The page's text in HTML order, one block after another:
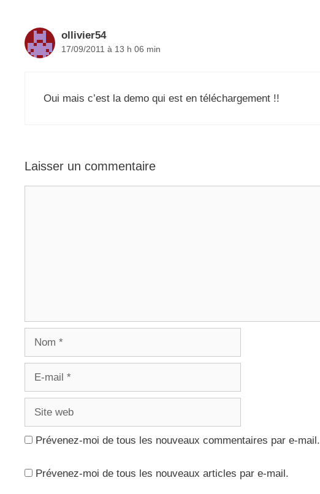
ollivier54
17/09/2011 à 13 h 06 min
Oui mais c’est la demo qui est en téléchargement !!
Laisser un commentaire
Prévenez-moi de tous les nouveaux commentaires par e-mail.
Prévenez-moi de tous les nouveaux articles par e-mail.